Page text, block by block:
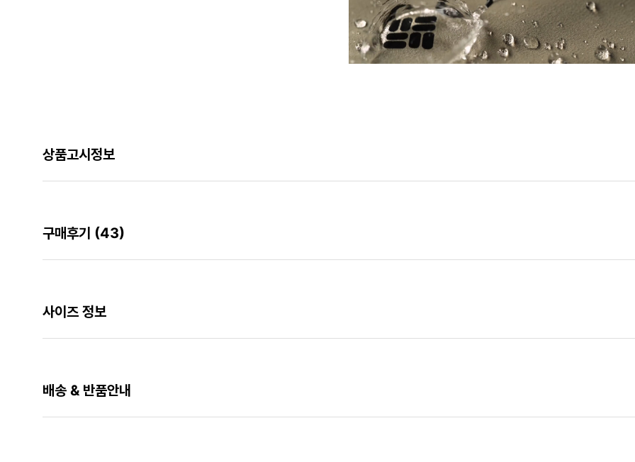
상품고시정보
구매후기 (43)
사이즈 정보
배송 & 반품안내